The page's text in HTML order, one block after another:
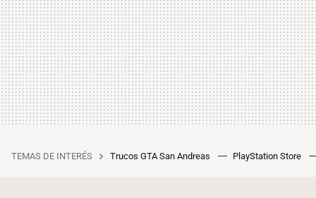
TEMAS DE INTERÉS Trucos GTA San Andreas PlayStation Store